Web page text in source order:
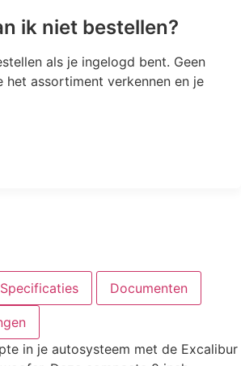
ik niet bestellen?
als je ingelogd bent. Geen
het assortiment verkennen en je
Specificaties Documenten
in je autosysteem met de Excalibur